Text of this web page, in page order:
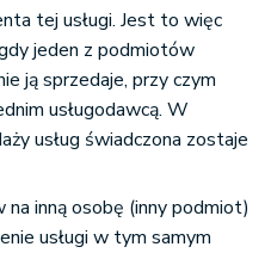
tej usługi. Jest to więc
jeden z podmiotów
ją sprzedaje, przy czym
usługodawcą. W
usług świadczona zostaje
inną osobę (inny podmiot)
usługi w tym samym